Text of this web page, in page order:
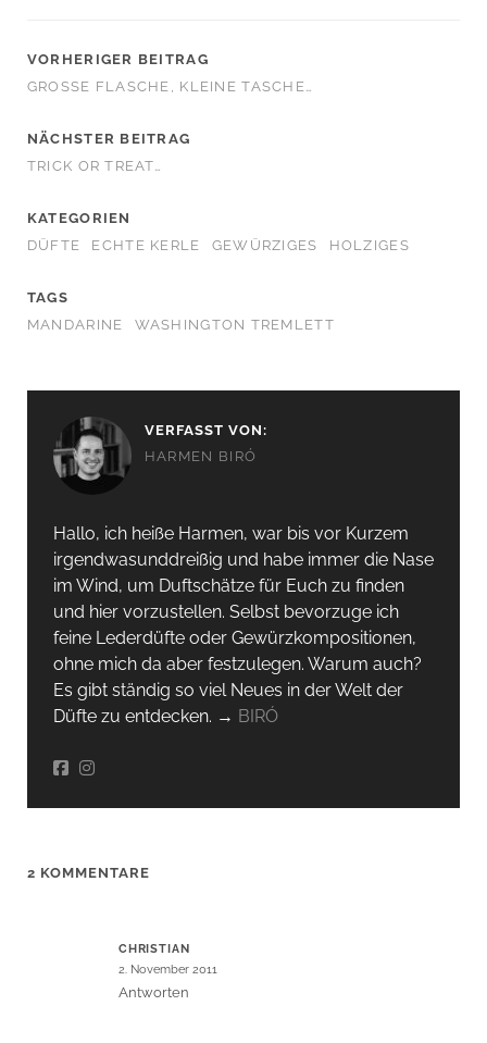
VORHERIGER BEITRAG
GROSSE FLASCHE, KLEINE TASCHE…
NÄCHSTER BEITRAG
TRICK OR TREAT…
KATEGORIEN
DÜFTE
ECHTE KERLE GEWÜRZIGES HOLZIGES
TAGS
MANDARINE
WASHINGTON TREMLETT
VERFASST VON:
HARMEN BIRÓ
Hallo, ich heiße Harmen, war bis vor Kurzem
irgendwas­unddreißig und habe immer die Nase
im Wind, um Duftschätze für Euch zu finden
und hier vorzustellen. Selbst bevorzuge ich
feine Lederdüfte oder Gewürzkompositionen,
ohne mich da aber festzulegen. Warum auch?
Es gibt ständig so viel Neues in der Welt der
Düfte zu entdecken. → BIRÓ
2 KOMMENTARE
CHRISTIAN
2. November 2011
Antworten